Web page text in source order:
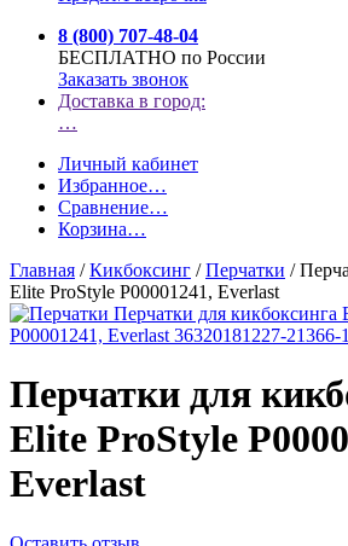
8 (800) 707-48-04
БЕСПЛАТНО по России
Заказать звонок
Доставка в город:
…
Личный кабинет
Избранное…
Сравнение…
Корзина…
Главная /Кикбоксинг /Перчатки /
Elite ProStyle P00001241, Everlast
Перчатки для
Elite ProStyle
Everlast